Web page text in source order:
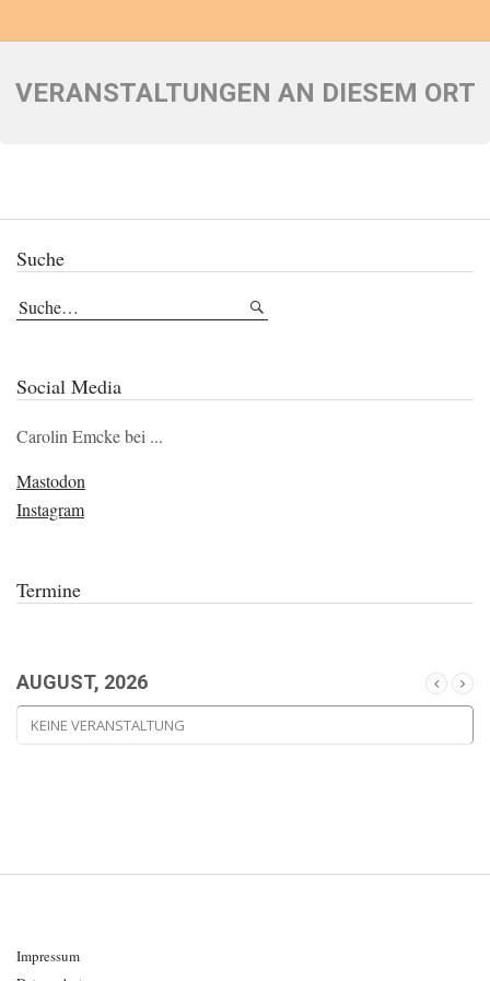
VERANSTALTUNGEN AN DIESEM ORT
Suche
Social Media
Carolin Emcke bei ...
Mastodon
Instagram
Termine
AUGUST, 2026
KEINE VERANSTALTUNG
Impressum